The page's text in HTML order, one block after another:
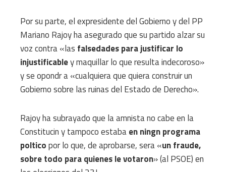
Por su parte, el expresidente del Gobierno y del PP
Mariano Rajoy ha asegurado que su partido alzar su
voz contra «las falsedades para justificar lo
injustificabley maquillar lo que resulta indecoroso»
y se opondr a «cualquiera que quiera construir un
Gobierno sobre las ruinas del Estado de Derecho».
Rajoy ha subrayado que la amnista no cabe en la
Constitucin y tampoco estabaen ningn programa
polticopor lo que, de aprobarse, sera «un fraude,
sobre todo para quienes le votaron» (al PSOE) en